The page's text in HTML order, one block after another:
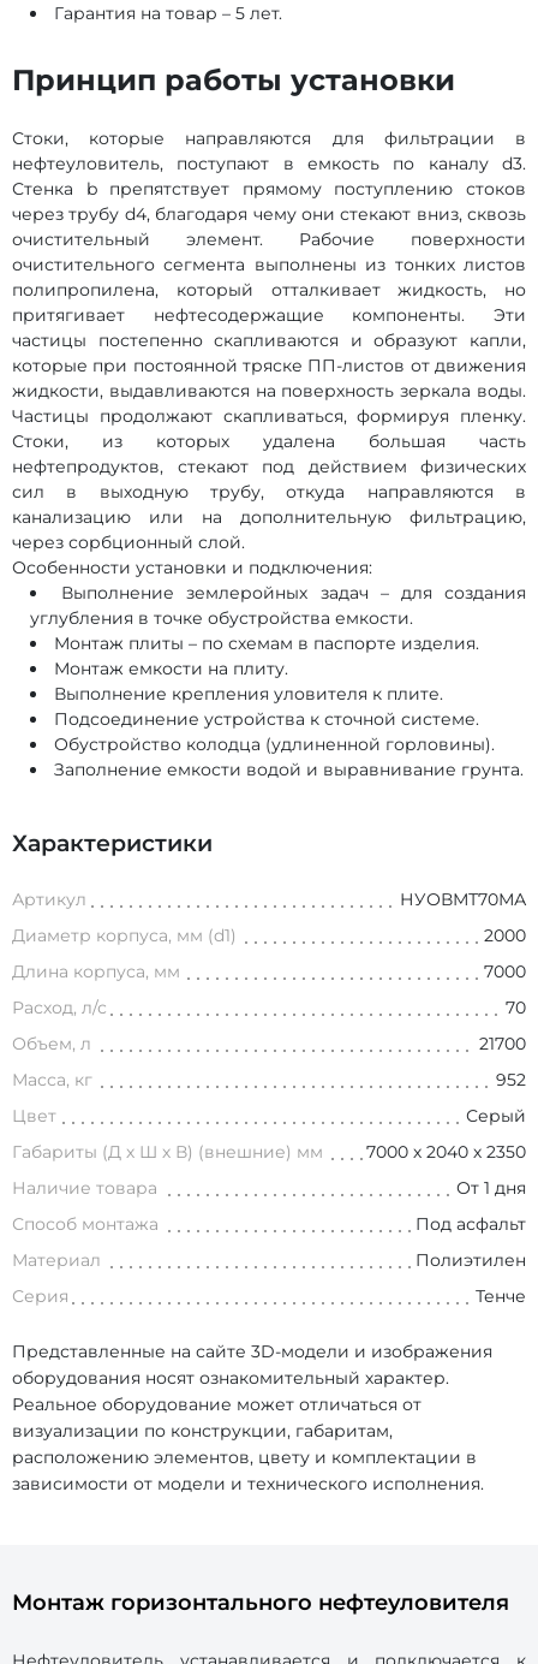
Гарантия на товар – 5 лет.
Принцип работы установки
Стоки, которые направляются для фильтрации в
нефтеуловитель, поступают в емкость по каналу d3.
Стенка b препятствует прямому поступлению стоков
через трубу d4, благодаря чему они стекают вниз, сквозь
очистительный элемент. Рабочие поверхности
очистительного сегмента выполнены из тонких листов
полипропилена, который отталкивает жидкость, но
притягивает нефтесодержащие компоненты. Эти
частицы постепенно скапливаются и образуют капли,
которые при постоянной тряске ПП-листов от движения
жидкости, выдавливаются на поверхность зеркала воды.
Частицы продолжают скапливаться, формируя пленку.
Стоки, из которых удалена большая часть
нефтепродуктов, стекают под действием физических
сил в выходную трубу, откуда направляются в
канализацию или на дополнительную фильтрацию,
через сорбционный слой.
Особенности установки и подключения:
Выполнение землеройных задач – для создания
углубления в точке обустройства емкости.
Монтаж плиты – по схемам в паспорте изделия.
Монтаж емкости на плиту.
Выполнение крепления уловителя к плите.
Подсоединение устройства к сточной системе.
Обустройство колодца (удлиненной горловины).
Заполнение емкости водой и выравнивание грунта.
Характеристики
Артикул
НУОВМТ70МА
Диаметр корпуса, мм (d1)
2000
Длина корпуса, мм
7000
Расход, л/с
70
Объем, л
21700
Масса, кг
952
Цвет
Серый
Габариты (Д х Ш х В) (внешние) мм
7000 х 2040 х 2350
Наличие товара
От 1 дня
Способ монтажа
Под асфальт
Материал
Полиэтилен
Серия
Тенче
Представленные на сайте 3D-модели и изображения
оборудования носят ознакомительный характер.
Реальное оборудование может отличаться от
визуализации по конструкции, габаритам,
расположению элементов, цвету и комплектации в
зависимости от модели и технического исполнения.
Монтаж горизонтального нефтеуловителя